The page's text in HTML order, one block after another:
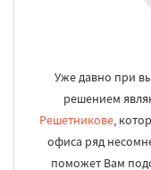
Уже давно при
решением
Решетникове,
офиса ряд
поможет Вам